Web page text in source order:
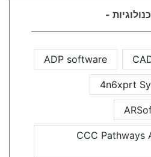
-
ADP software
4n6xprt
CCC Pathways